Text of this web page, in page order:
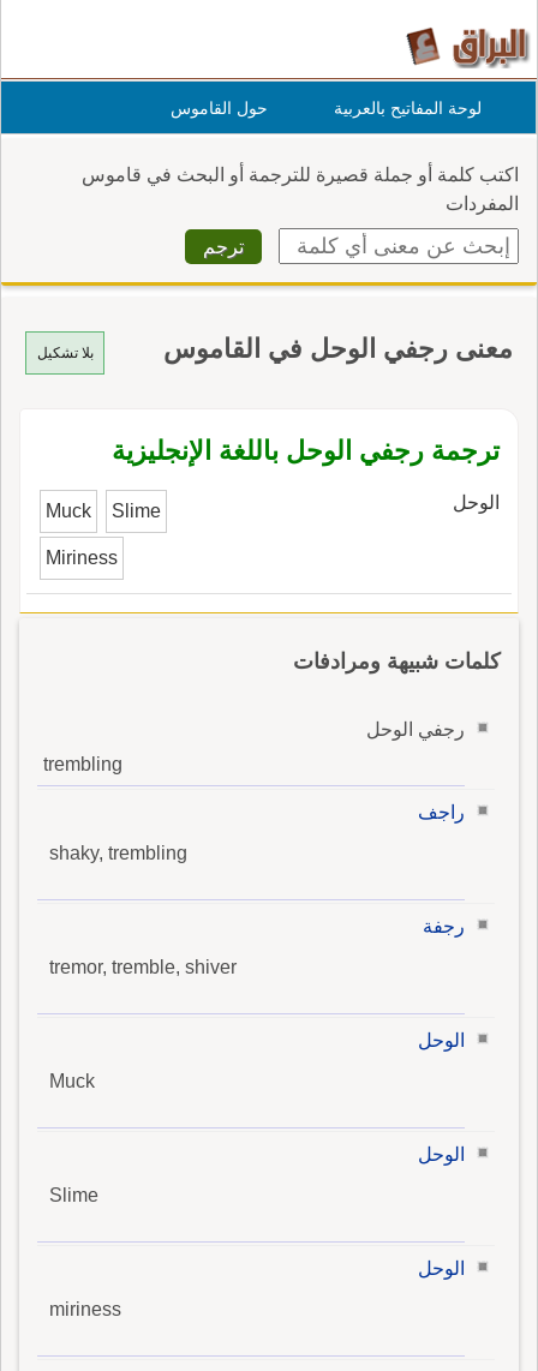
لوحة المفاتيح بالعربية حول القاموس
اكتب كلمة أو جملة قصيرة للترجمة أو البحث في قاموس
المفردات
بلا تشكيل معنى رجفي الوحل في القاموس
ترجمة رجفي الوحل باللغة الإنجليزية
الوحل Muck Slime
Miriness
كلمات شبيهة ومرادفات
رجفي الوحل
trembling
راجف
shaky, trembling
رجفة
tremor, tremble, shiver
الوحل
Muck
الوحل
Slime
الوحل
miriness